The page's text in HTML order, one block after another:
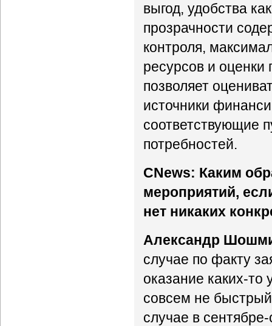
выгод, удобства
прозрачности
контроля,
ресурсов и оценки
позволяет
источники
соответствующие
потребностей.
CNews: Каким
мероприятий,
нет никаких
Александр
случае по факту
оказание каких-то
совсем не
случае в